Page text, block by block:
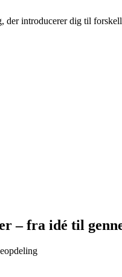
der introducerer dig til
– fra idé til